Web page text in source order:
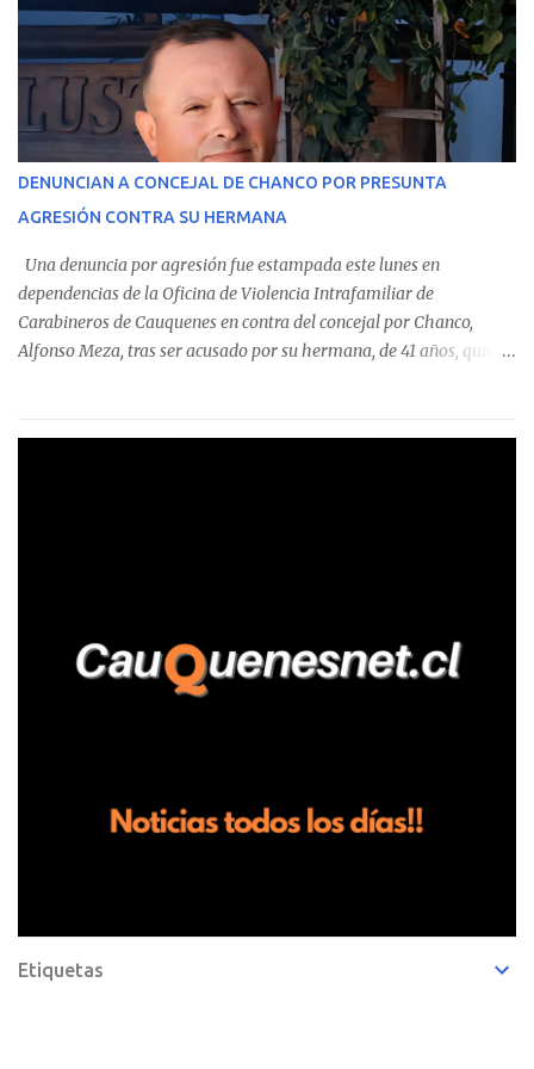
custodian fondos públicos— efectuaron transacciones por un
monto total de $116.075.918 entre enero de 2024 y junio de 2025.
En el detalle regional, se indica que en la comuna de Cauquenes se
identificó a cuatro funcionarios involucrados en este tipo de
operaciones. Asimismo, se precisa que uno de los casos
corresponde a un funcionario de la Municipalidad de Chanco,
detectaron incumplimientos a la normativa vigente. El informe
precisa que la mayor cantidad de dinero apostado se registró en
Talca, donde...
DENUNCIAN A CONCEJAL DE CHANCO POR PRESUNTA
AGRESIÓN CONTRA SU HERMANA
Una denuncia por agresión fue estampada este lunes en
dependencias de la Oficina de Violencia Intrafamiliar de
Carabineros de Cauquenes en contra del concejal por Chanco,
Alfonso Meza, tras ser acusado por su hermana, de 41 años, quien
relató que los hechos ocurrieron cerca de las 11:30 horas en el
trabajadores, el edil descendió del vehículo y, en medio de la
confrontación, la habría tomado de los hombros, empujado al
suelo y agredido con golpes de pies y manos, mientr...
Etiquetas